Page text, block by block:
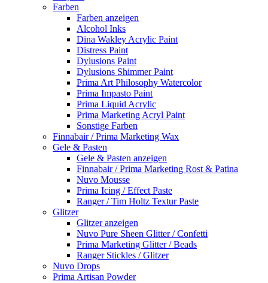
Farben
Farben anzeigen
Alcohol Inks
Dina Wakley Acrylic Paint
Distress Paint
Dylusions Paint
Dylusions Shimmer Paint
Prima Art Philosophy Watercolor
Prima Impasto Paint
Prima Liquid Acrylic
Prima Marketing Acryl Paint
Sonstige Farben
Finnabair / Prima Marketing Wax
Gele & Pasten
Gele & Pasten anzeigen
Finnabair / Prima Marketing Rost & Patina
Nuvo Mousse
Prima Icing / Effect Paste
Ranger / Tim Holtz Textur Paste
Glitzer
Glitzer anzeigen
Nuvo Pure Sheen Glitter / Confetti
Prima Marketing Glitter / Beads
Ranger Stickles / Glitzer
Nuvo Drops
Prima Artisan Powder